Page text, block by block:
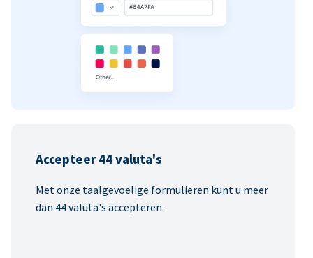
Accepteer 44 valuta's
Met onze taalgevoelige formulieren kunt u meer
dan 44 valuta's accepteren.